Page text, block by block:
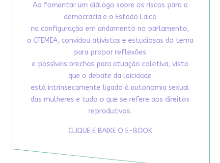
Ao fomentar um diálogo sobre os riscos para a
democracia e o Estado Laico
na configuração em andamento no parlamento,
o CFEMEA, convidou ativistas e estudiosas do tema
para propor reflexões
e possíveis brechas para atuação coletiva, visto
que o debate da laicidade
está intrinsecamente ligado à autonomia sexual
das mulheres e tudo o que se refere aos direitos
reprodutivos.
CLIQUE E BAIXE O E-BOOK